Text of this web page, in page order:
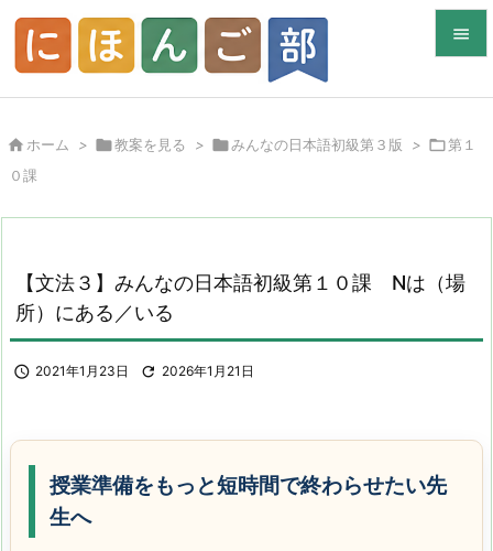

メニュ

前へ
次へ
 ホーム > 教案を見る > みんなの日本語初級第３版 > 第１
０課
【文法３】みんなの日本語初級第１０課 Nは（場
所）にある／いる
 2021年1月23日  2026年1月21日
授業準備をもっと短時間で終わらせたい先
生へ